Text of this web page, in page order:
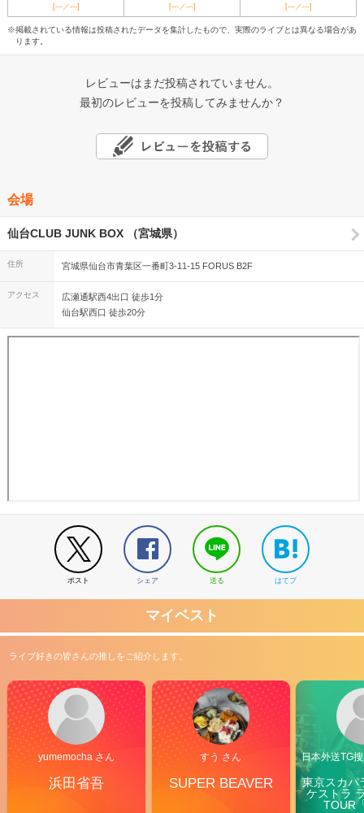
[---／---] [---／---] [---／---]
※掲載されている情報は投稿されたデータを集計したもので、実際のライブとは異なる場合があ
ります。
レビューはまだ投稿されていません。
最初のレビューを投稿してみませんか？
会場
仙台CLUB JUNK BOX （宮城県）
住所 宮城県仙台市青葉区一番町3-11-15 FORUS B2F
アクセス
広瀬通駅西4出口 徒歩1分
仙台駅西口 徒歩20分
ポスト シェア 送る はてブ
マイベスト
ライブ好きの皆さんの推しをご紹介します。
yumemocha さん
浜田省吾
すう さん
SUPER BEAVER
日本外送TG
東京スカパ
ケストラ
TOUR